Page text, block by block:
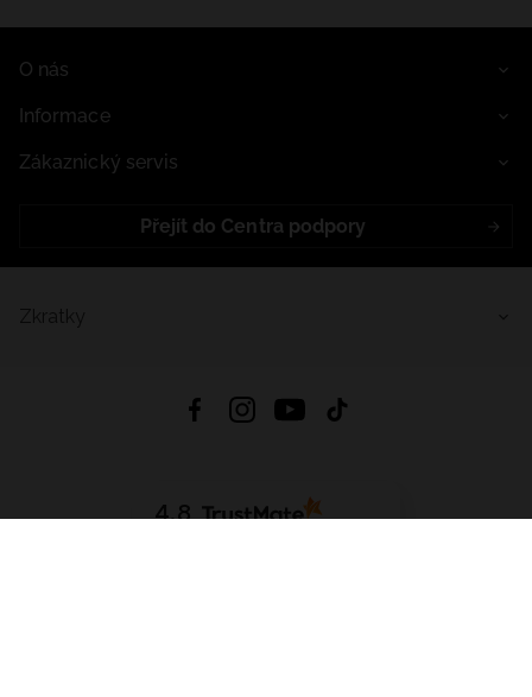
O nás
Informace
Zákaznický servis
Přejít do Centra podpory
4.8